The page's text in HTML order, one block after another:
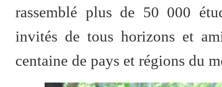
rassemblé plus de 50 000
invités de tous horizons et
centaine de pays et régions du